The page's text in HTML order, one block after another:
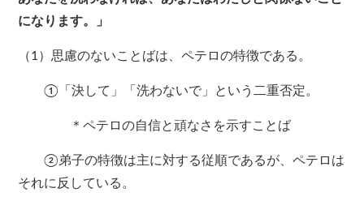
になります。」
（1）思慮のないことばは、ペテロの特徴である。
①「決して」「洗わないで」という二重否定。
＊ペテロの自信と頑なさを示すことば
②弟子の特徴は主に対する従順であるが、ペテロは
それに反している。